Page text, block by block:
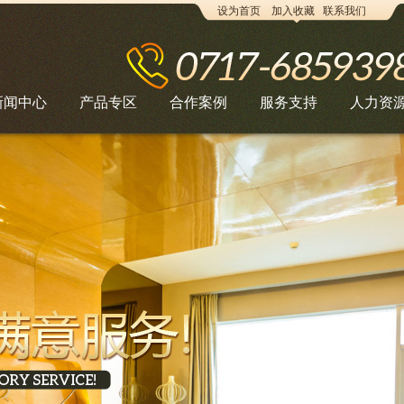
设为首页 加入收藏 联系我们
闻中心 产品专区 合作案例 服务支持 人力资